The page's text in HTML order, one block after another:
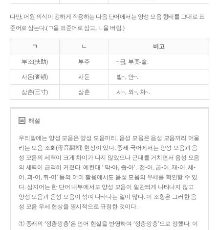
다만, 어원 의식이 강하게 작용하는 다음 단어에서는 양성 모음 형태를 그대로 표
준어로 삼는다.(ㄱ을 표준어로 삼고, ㄴ을 버림.)
ㄱ ㄴ 비고
부조(扶助) 부주 ~금, 부좃-술.
사돈(査頓) 사둔 밭~, 안~.
삼촌(三寸) 삼춘 시~, 외~, 처~.
해설
우리말에는 양성 모음은 양성 모음끼리, 음성 모음은 음성 모음끼리 어울
리는 모음 조화(母音調和) 현상이 있다. 중세 국어에서는 양성 모음과 음
성 모음의 세력이 크게 차이가 나지 않았으나 근대를 거치면서 음성 모음
의 세력이 급격히 커졌다. 예컨대 ‘ 막-아, 좁-아’, ‘접-어, 굽-어, 재-어, 세-
어, 괴-어, 쥐-어’ 등의 어미 활용에서도 음성 모음의 우세를 확인할 수 있
다. 심지어는 한 단어 내부에서도 양성 모음이 일관되게 나타나지 않고
양성 모음과 음성 모음이 섞여 나타나는 일이 많다. 이 조항은 그러한 음
성 모음 우세 현상을 명시적으로 규정한 것이다.
① 종래의 ‘깡총깡총’은 언어 현실을 반영하여 ‘깡충깡충’으로 정했다. 이